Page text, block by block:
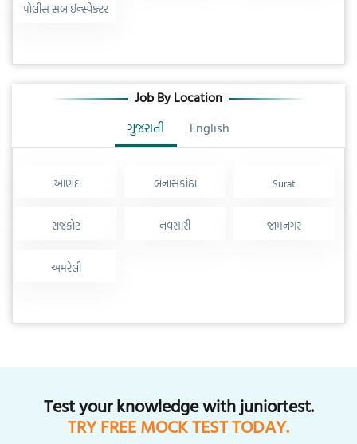
પોલીસ સબ ઈન્સ્પેક્ટર
Job By Location
ગુજરાતી
English
આણંદ બનાસકાંઠા Surat
રાજકોટ નવસારી જામનગર
અમરેલી
Test your knowledge with juniortest.
TRY FREE MOCK TEST TODAY.